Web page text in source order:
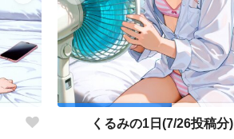
くるみの1日(7/26投稿分)